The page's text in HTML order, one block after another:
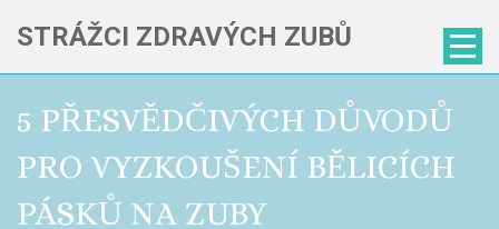
STRÁŽCI ZDRAVÝCH ZUBŮ
5 PŘESVĚDČIVÝCH DŮVODŮ
PRO VYZKOUŠENÍ BĚLICÍCH
PÁSKŮ NA ZUBY